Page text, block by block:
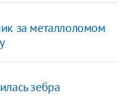
за металлоломом
зебра